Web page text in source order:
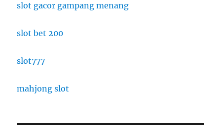
slot gacor gampang menang
slot bet 200
slot777
mahjong slot